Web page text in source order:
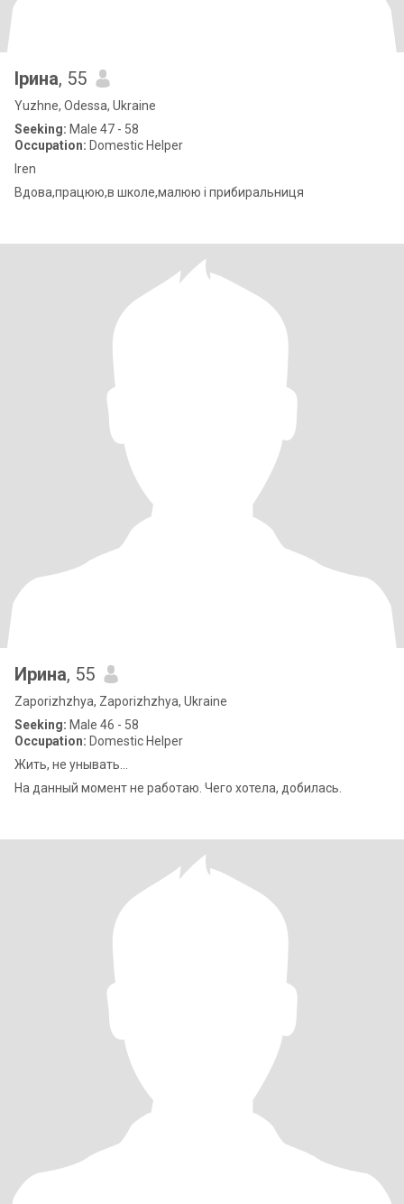
Iрина, 55
Yuzhne, Odessa, Ukraine
Seeking: Male 47 - 58
Occupation: Domestic Helper
Iren
Вдова,працюю,в школе,малюю і прибиральниця
Ирина, 55
Zaporizhzhya, Zaporizhzhya, Ukraine
Seeking: Male 46 - 58
Occupation: Domestic Helper
Жить, не унывать...
На данный момент не работаю. Чего хотела, добилась.